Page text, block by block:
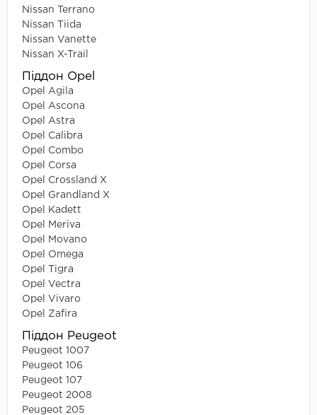
Nissan Terrano
Nissan Tiida
Nissan Vanette
Nissan X-Trail
Піддон Opel
Opel Agila
Opel Ascona
Opel Astra
Opel Calibra
Opel Combo
Opel Corsa
Opel Crossland X
Opel Grandland X
Opel Kadett
Opel Meriva
Opel Movano
Opel Omega
Opel Tigra
Opel Vectra
Opel Vivaro
Opel Zafira
Піддон Peugeot
Peugeot 1007
Peugeot 106
Peugeot 107
Peugeot 2008
Peugeot 205